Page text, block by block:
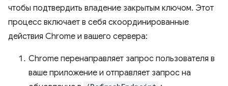
чтобы подтвердить владение закрытым ключом. Этот
процесс включает в себя скоординированные
действия Chrome и вашего сервера:
Chrome перенаправляет запрос пользователя в
ваше приложение и отправляет запрос на